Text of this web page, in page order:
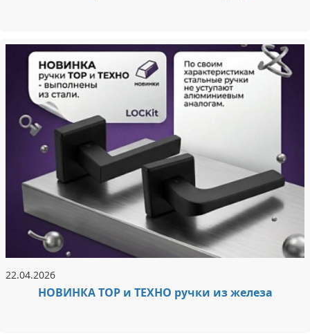
22.04.2026
НОВИНКА ТОР и ТЕХНО ручки из железа